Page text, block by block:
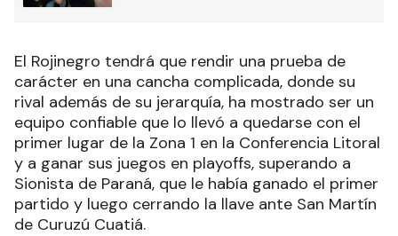
El Rojinegro tendrá que rendir una prueba de
carácter en una cancha complicada, donde su
rival además de su jerarquía, ha mostrado ser un
equipo confiable que lo llevó a quedarse con el
primer lugar de la Zona 1 en la Conferencia Litoral
y a ganar sus juegos en playoffs, superando a
Sionista de Paraná, que le había ganado el primer
partido y luego cerrando la llave ante San Martín
de Curuzú Cuatiá.